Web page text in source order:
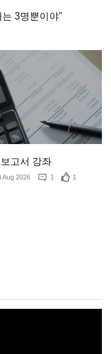
3명뿐이야"
고서 강좌
Aug 2026 1
1